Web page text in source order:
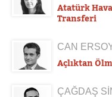
Atatürk
Transferi
CAN
Açlıktan
ÇAĞDAŞ